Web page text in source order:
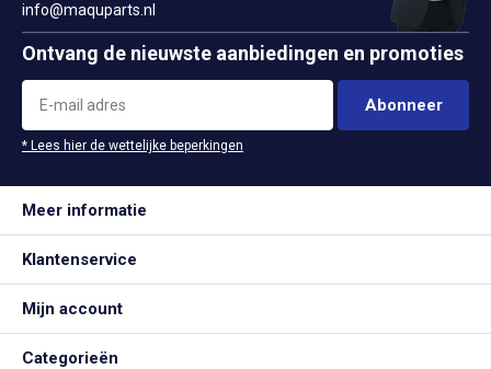
info@maquparts.nl
Ontvang de nieuwste aanbiedingen en promoties
Abonneer
* Lees hier de wettelijke beperkingen
Meer informatie
Klantenservice
Mijn account
Categorieën